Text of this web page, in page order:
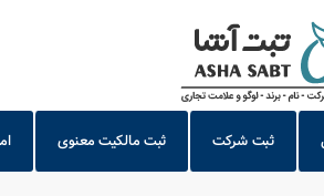
ثبت شرکت ثبت مالکیت معنوی